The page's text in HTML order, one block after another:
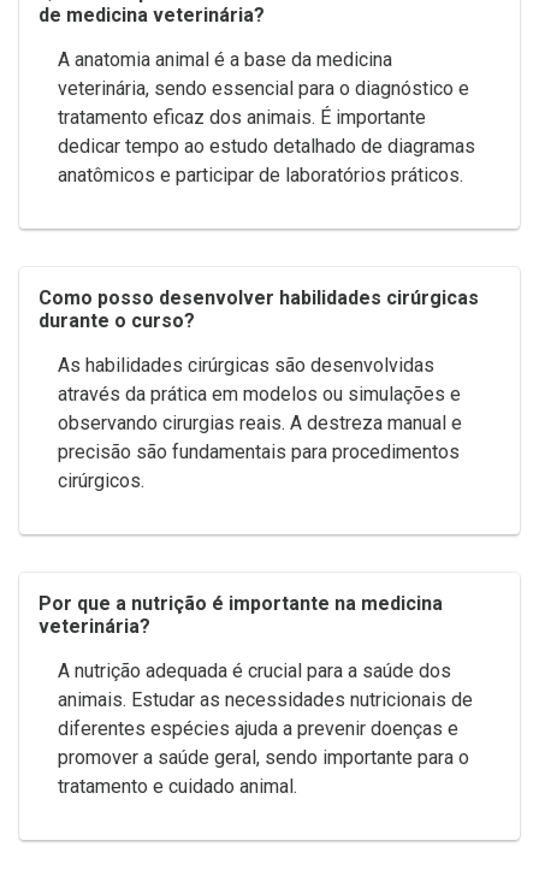
de medicina veterinária?
A anatomia animal é a base da medicina
veterinária, sendo essencial para o diagnóstico e
tratamento eficaz dos animais. É importante
dedicar tempo ao estudo detalhado de diagramas
anatômicos e participar de laboratórios práticos.
Como posso desenvolver habilidades cirúrgicas
durante o curso?
As habilidades cirúrgicas são desenvolvidas
através da prática em modelos ou simulações e
observando cirurgias reais. A destreza manual e
precisão são fundamentais para procedimentos
cirúrgicos.
Por que a nutrição é importante na medicina
veterinária?
A nutrição adequada é crucial para a saúde dos
animais. Estudar as necessidades nutricionais de
diferentes espécies ajuda a prevenir doenças e
promover a saúde geral, sendo importante para o
tratamento e cuidado animal.